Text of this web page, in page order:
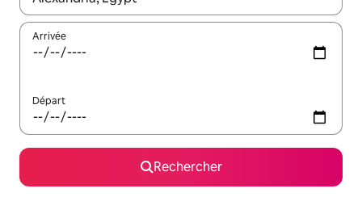
Arrivée
Départ
Rechercher